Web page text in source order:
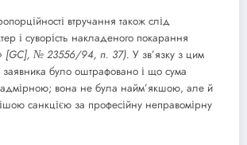
втручання також слід
і суворість накладеного покарання
[GC], № 23556/94, п. 37). У зв’язку з цим
було оштрафовано і що сума
вона не була найм’якшою, але й
санкцією за професійну неправомірну